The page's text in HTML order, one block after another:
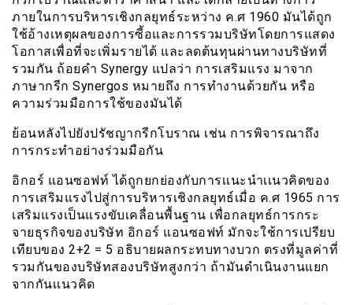
ภายในการบริหารเชิงกลยุทธ์ระหว่าง ค.ศ 1960 มันได้ถูก
ใช้อ้างเหตุผลของการซี้อและการรวมบริษัทโดยการแสดง
โอกาสเพื่อที่จะเพิ่มรายได้ และลดต้นทุนผ่านทางบริษัทที่
รวมกัน ถ้อยคำ Synergy แปลว่า การเสริมแรง มาจาก
ภาษากรีก Synergos หมายถึง การทำงานด้วยกัน หรือ
ความร่วมมือการใช้ของมันได้
ย้อนหลังไปยังปรัชญากรีกโบราณ เช่น การพิจารณาถึง
การกระทำอย่างร่วมมือกัน
อิกอร์ แอนซอฟท์ ได้ถูกยกย่องกับการเเนะนำเเนวคิดของ
การเสริมแรงไปสู่การบริหารเชิงกลยุทธ์เมื่อ ค.ศ 1965 การ
เสริมแรงเป็นแรงขับเคลื่อนพื้นฐาน เพื่อกลยุทธ์การกระ
จายธุรกิจของบริษัท อิกอร์ แอนซอฟท์ มักจะใช้การเปรียบ
เทียบของ 2+2 = 5 อธิบายผลกระทบทางบวก ตรงที่มูลค่าที่
รวมกันของบริษัทสองบริษัทสูงกว่า ถ้ามันดำเนินงานแยก
จากกันเเนวคิด